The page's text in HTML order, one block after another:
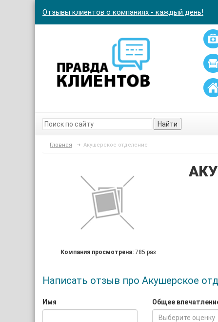
Отзывы клиентов о компаниях - каждый день!
Найти
Главная Акушерское отделение
Компания просмотрена: 785 раз
Написать отзыв про Акушерское
Имя
Общее
Выберите оценку